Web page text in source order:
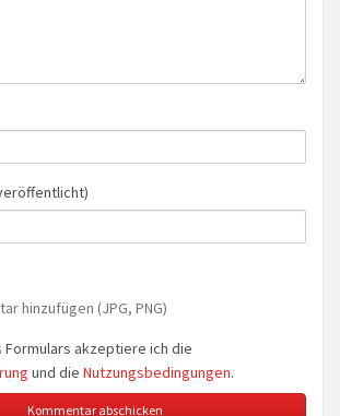
hinzufügen (JPG, PNG)
Formulars akzeptiere ich die
und die Nutzungsbedingungen.